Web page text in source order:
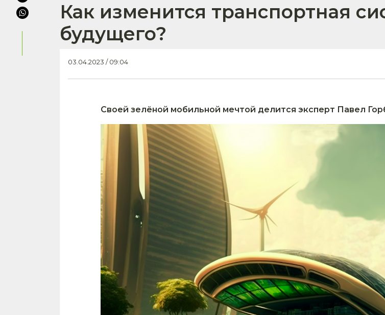
Как изменится транспортная
будущего?
03.04.2023 / 09:04
Своей зелёной мобильной мечтой делится эксперт Павел